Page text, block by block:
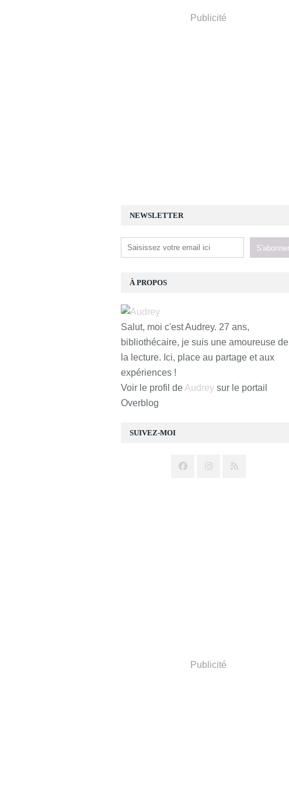
Publicité
NEWSLETTER
SUIVEZ-MOI
À PROPOS
Salut, moi c'est Audrey. 27 ans,
bibliothécaire, je suis une amoureuse de
la lecture. Ici, place au partage et aux
expériences !
Voir le profil de Audrey sur le portail
Overblog
Publicité